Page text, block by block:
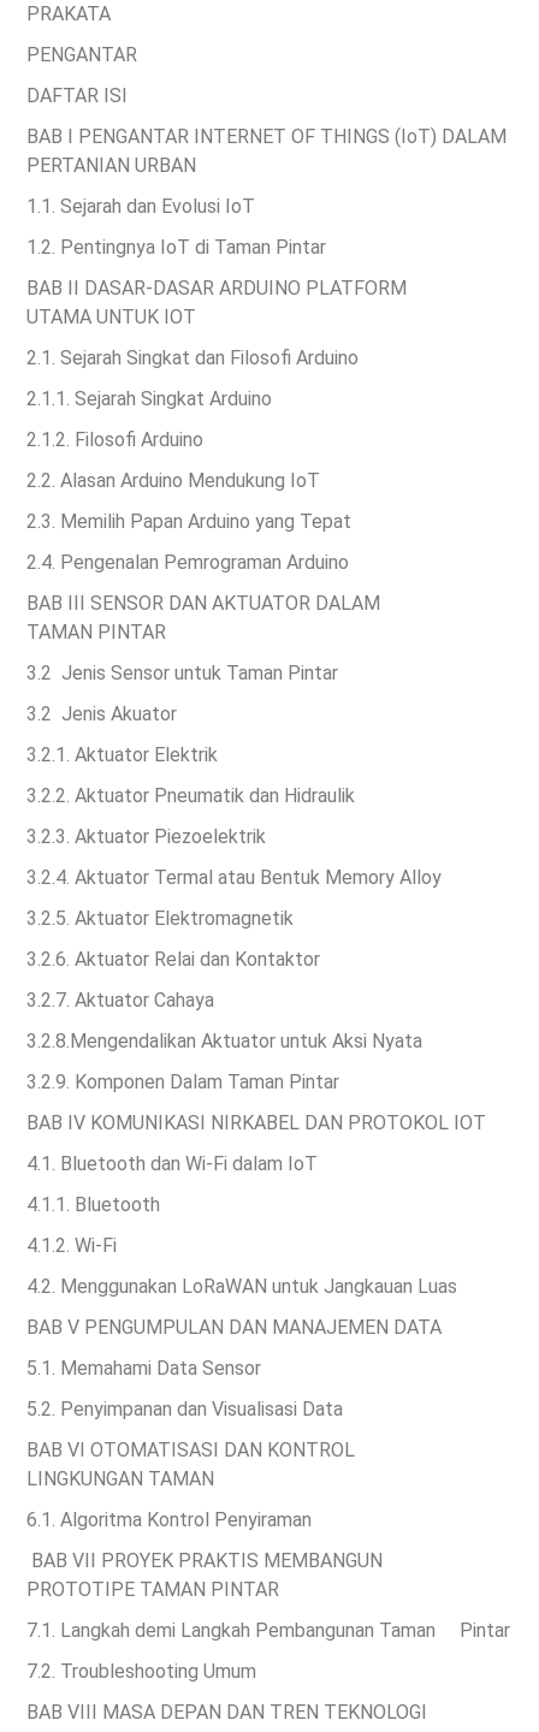
PRAKATA
PENGANTAR
DAFTAR ISI
BAB I PENGANTAR INTERNET OF THINGS (IoT) DALAM
PERTANIAN URBAN
1.1. Sejarah dan Evolusi IoT
1.2. Pentingnya IoT di Taman Pintar
BAB II DASAR-DASAR ARDUINO PLATFORM
UTAMA UNTUK IOT
2.1. Sejarah Singkat dan Filosofi Arduino
2.1.1. Sejarah Singkat Arduino
2.1.2. Filosofi Arduino
2.2. Alasan Arduino Mendukung IoT
2.3. Memilih Papan Arduino yang Tepat
2.4. Pengenalan Pemrograman Arduino
BAB III SENSOR DAN AKTUATOR DALAM
TAMAN PINTAR
3.2 Jenis Sensor untuk Taman Pintar
3.2 Jenis Akuator
3.2.1. Aktuator Elektrik
3.2.2. Aktuator Pneumatik dan Hidraulik
3.2.3. Aktuator Piezoelektrik
3.2.4. Aktuator Termal atau Bentuk Memory Alloy
3.2.5. Aktuator Elektromagnetik
3.2.6. Aktuator Relai dan Kontaktor
3.2.7. Aktuator Cahaya
3.2.8.Mengendalikan Aktuator untuk Aksi Nyata
3.2.9. Komponen Dalam Taman Pintar
BAB IV KOMUNIKASI NIRKABEL DAN PROTOKOL IOT
4.1. Bluetooth dan Wi-Fi dalam IoT
4.1.1. Bluetooth
4.1.2. Wi-Fi
4.2. Menggunakan LoRaWAN untuk Jangkauan Luas
BAB V PENGUMPULAN DAN MANAJEMEN DATA
5.1. Memahami Data Sensor
5.2. Penyimpanan dan Visualisasi Data
BAB VI OTOMATISASI DAN KONTROL
LINGKUNGAN TAMAN
6.1. Algoritma Kontrol Penyiraman
BAB VII PROYEK PRAKTIS MEMBANGUN
PROTOTIPE TAMAN PINTAR
7.1. Langkah demi Langkah Pembangunan Taman Pintar
7.2. Troubleshooting Umum
BAB VIII MASA DEPAN DAN TREN TEKNOLOGI